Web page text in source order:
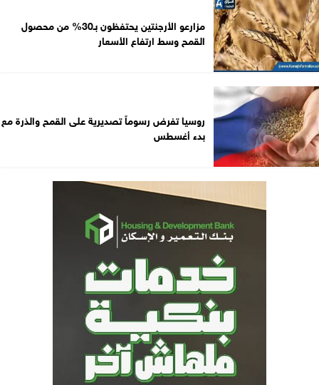
مزارعو الأرجنتين يحتفظون بـ30% من محصول
القمح وسط ارتفاع الأسعار
روسيا تفرض رسوماً تصديرية على القمح والذرة مع
بدء أغسطس